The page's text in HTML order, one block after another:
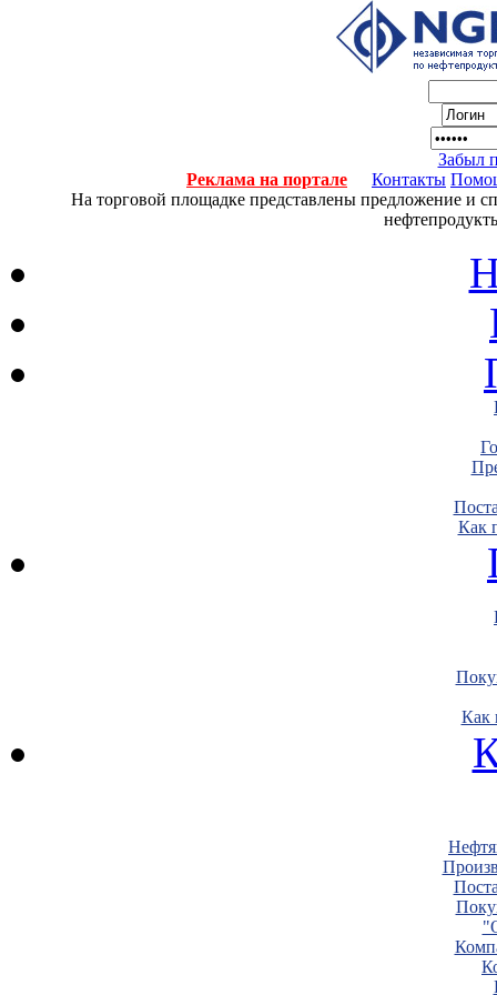
Забыл
Реклама на портале
Контакты
На торговой площадке представлены предложение и
Как
Как